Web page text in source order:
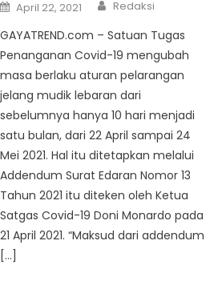
Posted
on
April 22, 2021 Redaksi
GAYATREND.com – Satuan Tugas
Penanganan Covid-19 mengubah
masa berlaku aturan pelarangan
jelang mudik lebaran dari
sebelumnya hanya 10 hari menjadi
satu bulan, dari 22 April sampai 24
Mei 2021. Hal itu ditetapkan melalui
Addendum Surat Edaran Nomor 13
Tahun 2021 itu diteken oleh Ketua
Satgas Covid-19 Doni Monardo pada
21 April 2021. “Maksud dari addendum
[…]